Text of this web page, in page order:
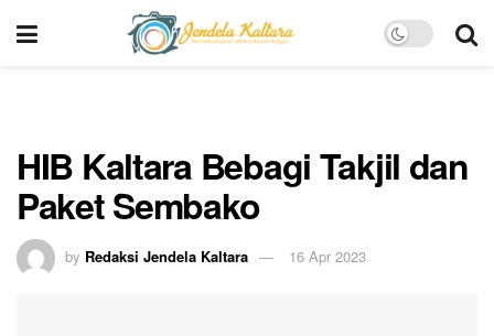
HIB Kaltara Bebagi Takjil dan
Paket Sembako
by Redaksi Jendela Kaltara 16 Apr 2023